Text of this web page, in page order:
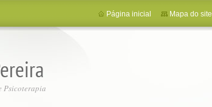
Psicoterapia
Página inicial Mapa do site